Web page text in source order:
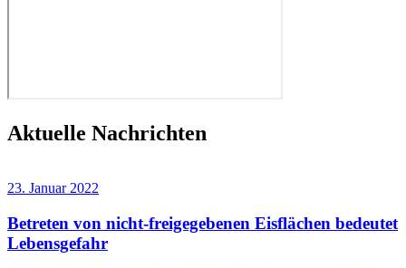
Aktuelle Nachrichten
23. Januar 2022
Betreten von nicht-freigegebenen Eisflächen bedeutet
Lebensgefahr